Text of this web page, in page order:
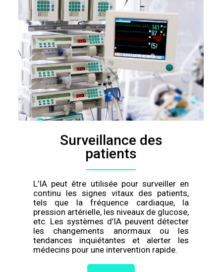
Surveillance des
patients
L’IA peut être utilisée pour surveiller en
continu les signes vitaux des patients,
tels que la fréquence cardiaque, la
pression artérielle, les niveaux de glucose,
etc. Les systèmes d’IA peuvent détecter
les changements anormaux ou les
tendances inquiétantes et alerter les
médecins pour une intervention rapide.